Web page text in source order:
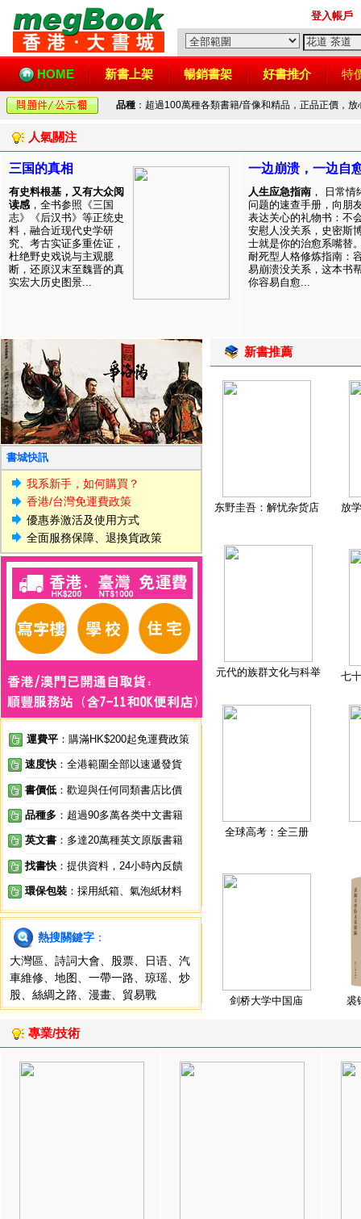
登入帳戶
HOME 新書上架 暢銷書架 好書推介 特
品種 ：超過100萬種各類書籍/音像和精品，正品正價，
人氣關注
三国的真相
有史料根基，又有大众阅
读感 ，全书参照《三国
志》《后汉书》等正统史
料，融合近现代史学研
究、考古实证多重佐证，
杜绝野史戏说与主观臆
断，还原汉末至魏晋的真
实宏大历史图景...
一边崩溃，一边自
人生应急指南 ， 日常情
问题的速查手册，向朋
表达关心的礼物书：不
安慰人没关系，史密斯
士就是你的治愈系嘴替
耐死型人格修炼指南：
易崩溃没关系，这本书
你容易自愈...
書城快訊
我系新手，如何購買？
香港/台灣免運費政策
優惠券激活及使用方式
全面服務保障、退換貨政策
運費平 ：購滿HK$200起免運費政策
速度快 ：全港範圍全部以速遞發貨
書價低 ：歡迎與任何同類書店比價
品種多 ：超過90多萬各类中文書籍
英文書 ：多達20萬種英文原版書籍
找書快 ：提供資料，24小時內反饋
環保包裝 ：採用紙箱、氣泡紙材料
熱搜關鍵字 ：
大灣區
詩詞大會 股票 日语
汽
車維修
地图 一帶一路 琼瑶
炒
股
絲綢之路 漫畫 貿易戰
新書推薦
东野圭吾：解忧杂货店 放
元代的族群文化与科举 七
全球高考：全三册
剑桥大学中国庙 裘
專業/技術